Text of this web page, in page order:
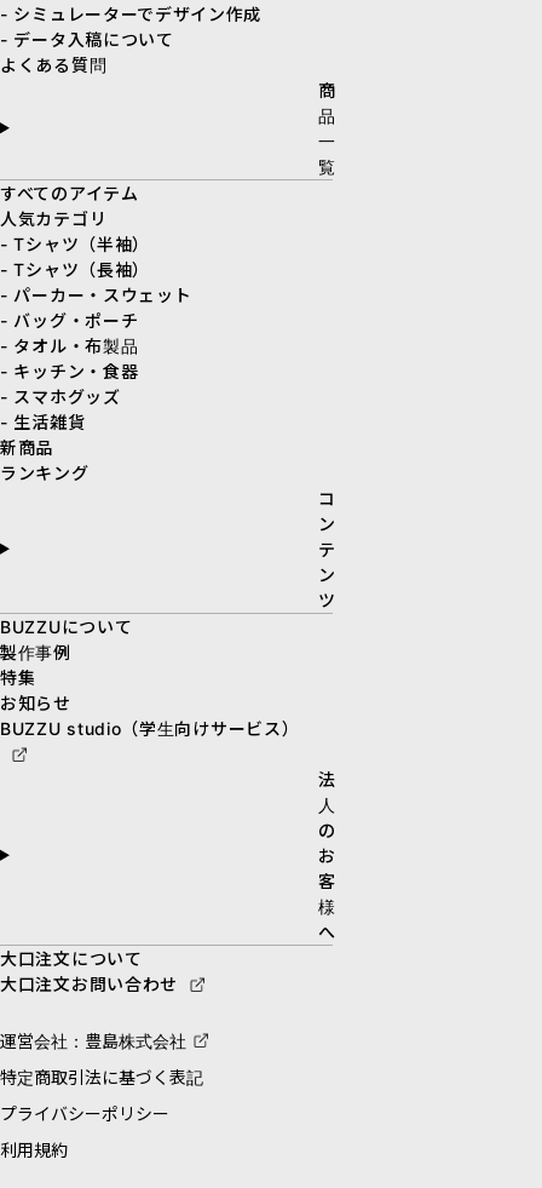
- シミュレーターでデザイン作成
- データ入稿について
よくある質問
商
品
一
覧
すべてのアイテム
人気カテゴリ
- Tシャツ（半袖）
- Tシャツ（長袖）
- パーカー・スウェット
- バッグ・ポーチ
- タオル・布製品
- キッチン・食器
- スマホグッズ
- 生活雑貨
新商品
ランキング
コ
ン
テ
ン
ツ
BUZZUについて
製作事例
特集
お知らせ
BUZZU studio（学生向けサービス）
法
人
の
お
客
様
へ
大口注文について
大口注文お問い合わせ
運営会社：豊島株式会社
特定商取引法に基づく表記
プライバシーポリシー
利用規約